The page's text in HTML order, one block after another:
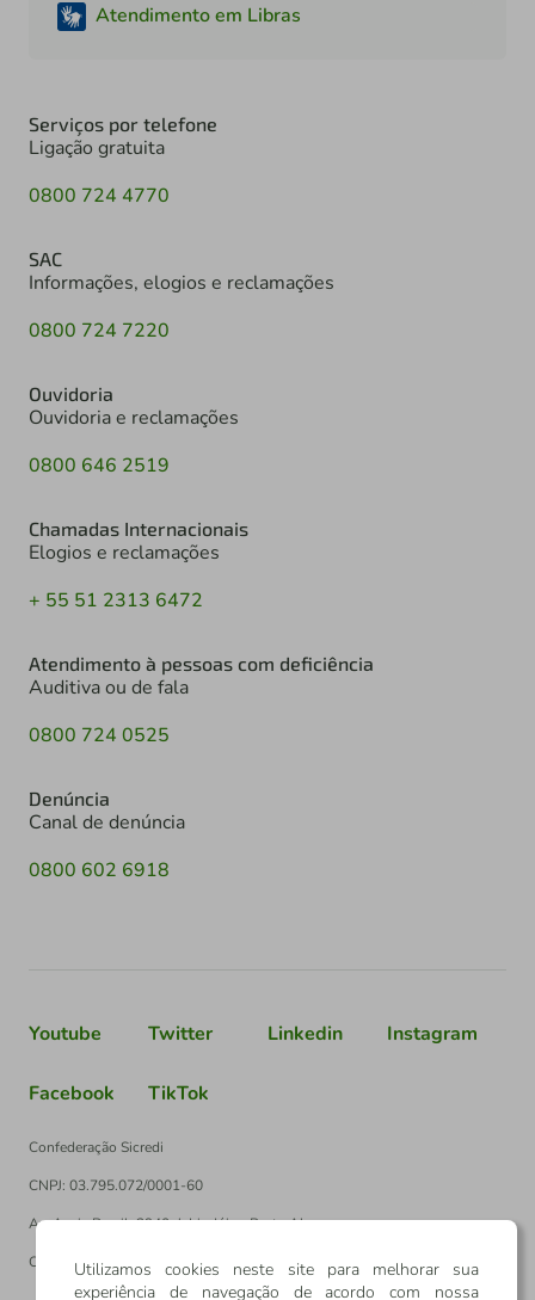
Atendimento em Libras
Serviços por telefone
Ligação gratuita
0800 724 4770
SAC
Informações, elogios e reclamações
0800 724 7220
Ouvidoria
Ouvidoria e reclamações
0800 646 2519
Chamadas Internacionais
Elogios e reclamações
+ 55 51 2313 6472
Atendimento à pessoas com deficiência
Auditiva ou de fala
0800 724 0525
Denúncia
Canal de denúncia
0800 602 6918
Youtube Twitter Linkedin Instagram
Facebook TikTok
Confederação Sicredi
CNPJ: 03.795.072/0001-60
Av. Assis Brasil, 3940, J. Lindóia - Porto Alegre
CEP: 91010-003Utilizamos cookies neste site para melhorar sua
experiência de navegação de acordo com nossa